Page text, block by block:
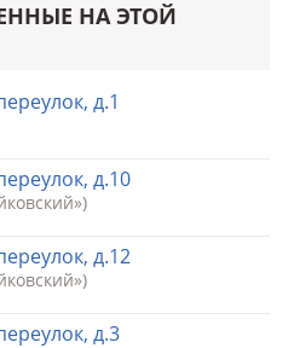
НА ЭТОЙ
д.1
д.10
д.12
д.3